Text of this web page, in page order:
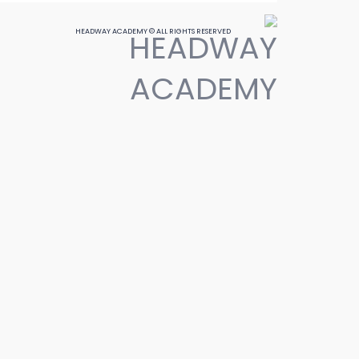
HEADWAY ACADEMY © ALL RIGHTS RESERVED